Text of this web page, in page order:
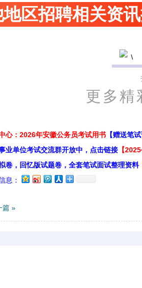
区招聘相关资
更多精
心：2026年安徽公务员考试用书 【赠送笔
业单位考试交流群开放中，点击链接 【
卷，回忆版试题卷，全套笔试面试整理资料
息：
篇 »